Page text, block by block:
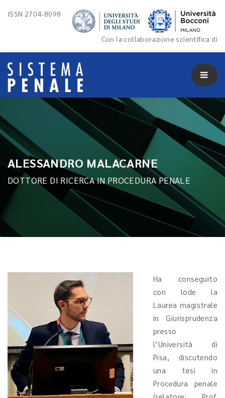
ISSN 2704-8098
Con la collaborazione scientifica di
ALESSANDRO MALACARNE
DOTTORE DI RICERCA IN PROCEDURA PENALE
Ha conseguito
con lode la
Laurea magistrale
in Giurisprudenza
presso
l’Università di
Pisa, discutendo
una tesi in
Procedura penale